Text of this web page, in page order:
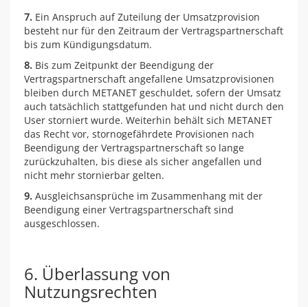
7. Ein Anspruch auf Zuteilung der Umsatzprovision
besteht nur für den Zeitraum der Vertragspartnerschaft
bis zum Kündigungsdatum.
8. Bis zum Zeitpunkt der Beendigung der
Vertragspartnerschaft angefallene Umsatzprovisionen
bleiben durch METANET geschuldet, sofern der Umsatz
auch tatsächlich stattgefunden hat und nicht durch den
User storniert wurde. Weiterhin behält sich METANET
das Recht vor, stornogefährdete Provisionen nach
Beendigung der Vertragspartnerschaft so lange
zurückzuhalten, bis diese als sicher angefallen und
nicht mehr stornierbar gelten.
9. Ausgleichsansprüche im Zusammenhang mit der
Beendigung einer Vertragspartnerschaft sind
ausgeschlossen.
6. Überlassung von
Nutzungsrechten